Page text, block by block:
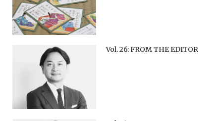
Vol. 26: FROM THE EDITOR